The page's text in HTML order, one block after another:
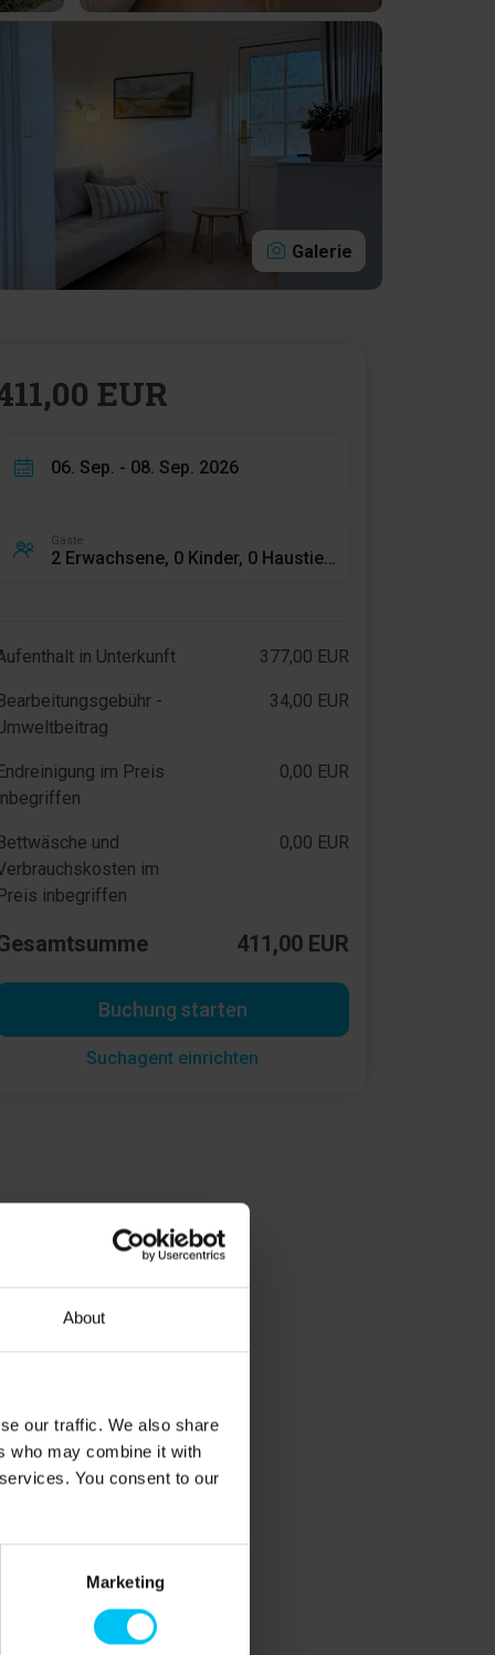
About
our traffic. We also share
who may combine it with
You consent to our
Marketing
Galerie
EUR
06. Sep. - 08. Sep. 2026
Gäste
in Unterkunft 377,00 EUR
-
34,00 EUR
im Preis
0,00 EUR
und
im
inbegriffen
0,00 EUR
411,00 EUR
Buchung starten
Suchagent einrichten